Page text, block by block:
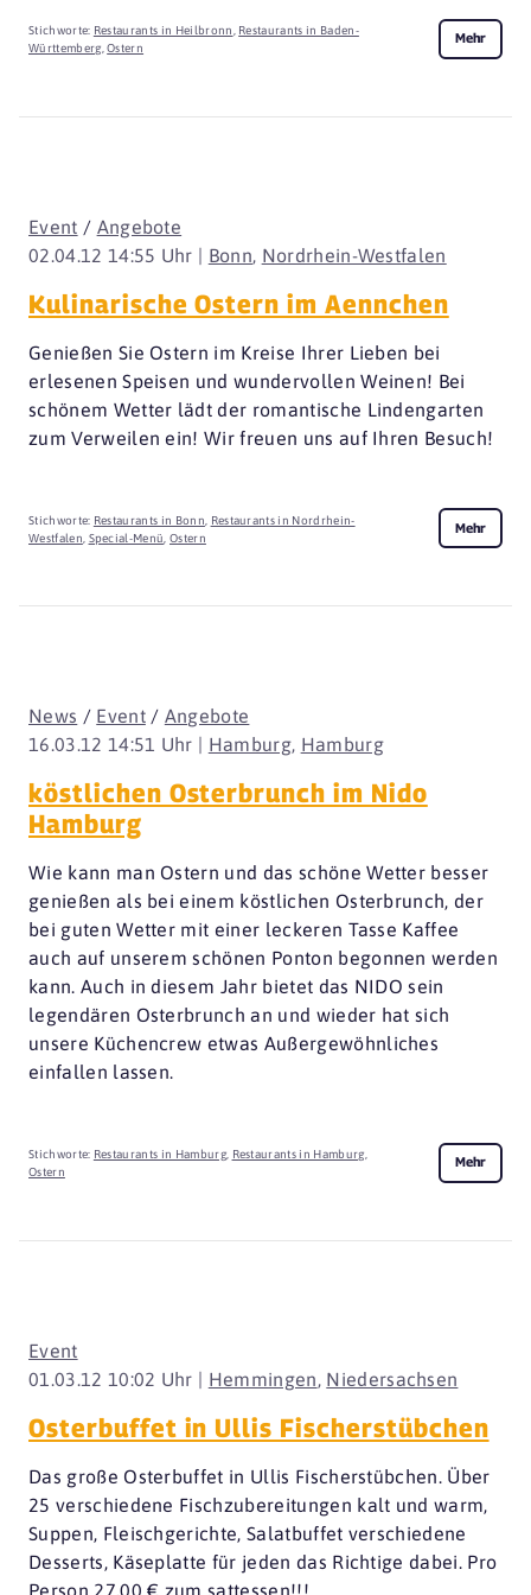
Stichworte: Restaurants in Heilbronn, Restaurants in Baden-
Württemberg,Ostern
Mehr
02.04.12 14:55 Uhr | Bonn, Nordrhein-Westfalen
Event / Angebote
Kulinarische Ostern im Aennchen
Genießen Sie Ostern im Kreise Ihrer Lieben bei
erlesenen Speisen und wundervollen Weinen! Bei
schönem Wetter lädt der romantische Lindengarten
zum Verweilen ein! Wir freuen uns auf Ihren Besuch!
Stichworte: Restaurants in Bonn
Restaurants in Nordrhein-
Westfalen Special-Menü ,Ostern
Mehr
16.03.12 14:51 Uhr | Hamburg, Hamburg
News / Event/ Angebote
köstlichen Osterbrunch im Nido
Hamburg
Wie kann man Ostern und das schöne Wetter besser
genießen als bei einem köstlichen Osterbrunch, der
bei guten Wetter mit einer leckeren Tasse Kaffee
auch auf unserem schönen Ponton begonnen werden
kann. Auch in diesem Jahr bietet das NIDO sein
legendären Osterbrunch an und wieder hat sich
unsere Küchencrew etwas Außergewöhnliches
einfallen lassen.
Stichworte: Restaurants in Hamburg, Restaurants in Hamburg
Ostern
Mehr
01.03.12 10:02 Uhr | Hemmingen, Niedersachsen
Event
Osterbuffet in Ullis Fischerstübchen
Das große Osterbuffet in Ullis Fischerstübchen. Über
25 verschiedene Fischzubereitungen kalt und warm,
Suppen, Fleischgerichte, Salatbuffet verschiedene
Desserts, Käseplatte für jeden das Richtige dabei. Pro
Person 27.00 € zum sattessen!!!